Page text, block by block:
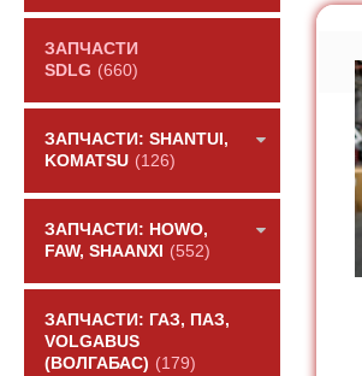
ЗАПЧАСТИ
SDLG (660)
ЗАПЧАСТИ: SHANTUI,
KOMATSU (126)
ЗАПЧАСТИ: HOWO,
FAW, SHAANXI
(552)
ЗАПЧАСТИ: ГАЗ, ПАЗ,
VOLGABUS
(ВОЛГАБАС) (179)